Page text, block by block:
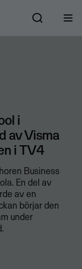
i
av Visma
i TV4
Business
En del av
av en
börjar den
under